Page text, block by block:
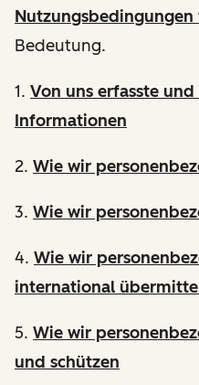
Bedeutung.
1. Von uns erfasste
Informationen
2. Wie wir
3. Wie wir
4. Wie wir
international
5. Wie wir
und schützen